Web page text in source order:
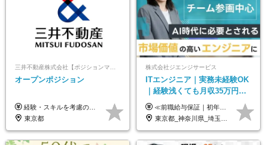
オープンポジション
経験・スキルを考慮の上、決定します。 ▼参考情報 ----------------------- ＜想定年収850万円～1,500万円（基礎給与・賞与2回含む）＞ 月給42万円～ ※時間外勤務手当・諸手当等別途 ※試用期間3ヶ月 ※残業手当有り
東京都
株式会社ジエンジサービス
ITエンジニア｜実務未経験OK
｜経験浅くても月収35万円～
｜チーム参画中心｜フルリモ
ート可｜自社サービスあり
≪前職給与保証｜初年度想定年収420万円～≫ 月給35万円以上＋決算賞与＋交通費 ※スキル・経験を考慮の上、優遇します ※上記月給には固定残業代月20時間分(4万5000円以上)を含みます。超過した場合は、その分追加支給します ※試用期間3～6ヵ月は固定残業代なし(雇用形態やその他待遇・福利厚生は同じです) ＝＝＝＝＝＝＝＝＝＝＝ ▼実力と成長にこだわった評価制度▼ 年2回の評価で昇給・昇格が決まります。 評価は、就業先のお客様からの評価をベースに、目標達成状況やプロジェクトでの役割・貢献度などを総合的に判断して決定します。 日々の働きぶりを実際に見ているお客様の声を反映することで、より公平で納得感のある評価を実現しています。 また、評価後は面談を通じてフィードバックを行い、今後の成長やキャリアについて一緒に考えていきます。 ▼成長につながる目標設定▼ 半期ごとに、具体的な行動ベースの目標を設定し、その達成度や取り組みのプロセスを評価に反映します。 目標は、お客様からのフィードバックや現場での課題をもとに設定するため、「今何を伸ばすべきか」が明確になります。 また、上司との面談を通じて振り返りと次の目標設定を行い、継続的なスキルアップと市場価値の向上を支援しています。
東京都_神奈川県_埼玉県_千葉県_大阪府_愛知県_北海道_青森県_岩手県_宮城県_秋田県_山形県_福島県_茨城県_栃木県_群馬県_新潟県_山梨県_長野県_富山県_石川県_福井県_静岡県_岐阜県_三重県_兵庫県_京都府_滋賀県_奈良県_和歌山県_広島県_岡山県_鳥取県_島根県_山口県_徳島県_香川県_愛媛県_高知県_福岡県_熊本県_佐賀県_長崎県_大分県_宮崎県_鹿児島県_沖縄県